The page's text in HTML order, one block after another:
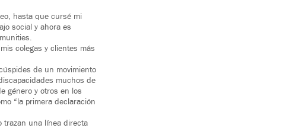
hasta que cursé mi
social y ahora es
colegas y clientes más
de un movimiento
muchos de
género y otros en los
“la primera declaración
trazan una línea directa